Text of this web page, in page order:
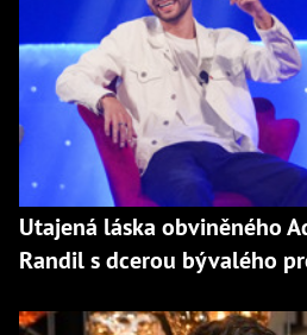
Utajená láska obviněného
Randil s dcerou bývalého